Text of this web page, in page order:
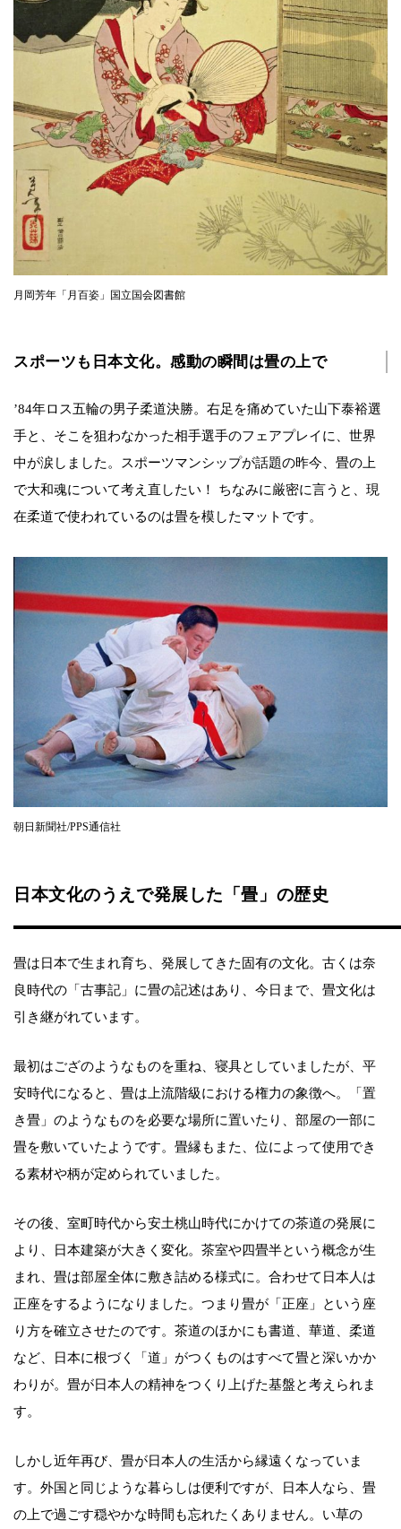
月岡芳年「月百姿」国立国会図書館
スポーツも日本文化。感動の瞬間は畳の上で
’84年ロス五輪の男子柔道決勝。右足を痛めていた山下泰裕選
手と、そこを狙わなかった相手選手のフェアプレイに、世界
中が涙しました。スポーツマンシップが話題の昨今、畳の上
で大和魂について考え直したい！ ちなみに厳密に言うと、現
在柔道で使われているのは畳を模したマットです。
朝日新聞社/PPS通信社
日本文化のうえで発展した「畳」の歴史
畳は日本で生まれ育ち、発展してきた固有の文化。古くは奈
良時代の「古事記」に畳の記述はあり、今日まで、畳文化は
引き継がれています。
最初はござのようなものを重ね、寝具としていましたが、平
安時代になると、畳は上流階級における権力の象徴へ。「置
き畳」のようなものを必要な場所に置いたり、部屋の一部に
畳を敷いていたようです。畳縁もまた、位によって使用でき
る素材や柄が定められていました。
その後、室町時代から安土桃山時代にかけての茶道の発展に
より、日本建築が大きく変化。茶室や四畳半という概念が生
まれ、畳は部屋全体に敷き詰める様式に。合わせて日本人は
正座をするようになりました。つまり畳が「正座」という座
り方を確立させたのです。茶道のほかにも書道、華道、柔道
など、日本に根づく「道」がつくものはすべて畳と深いかか
わりが。畳が日本人の精神をつくり上げた基盤と考えられま
す。
しかし近年再び、畳が日本人の生活から縁遠くなっていま
す。外国と同じような暮らしは便利ですが、日本人なら、畳
の上で過ごす穏やかな時間も忘れたくありません。い草の